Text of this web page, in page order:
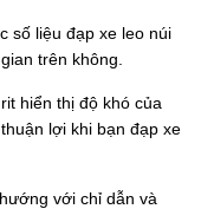
số liệu đạp xe leo núi
trên không.
hiển thị độ khó của
lợi khi bạn đạp xe
với chỉ dẫn và